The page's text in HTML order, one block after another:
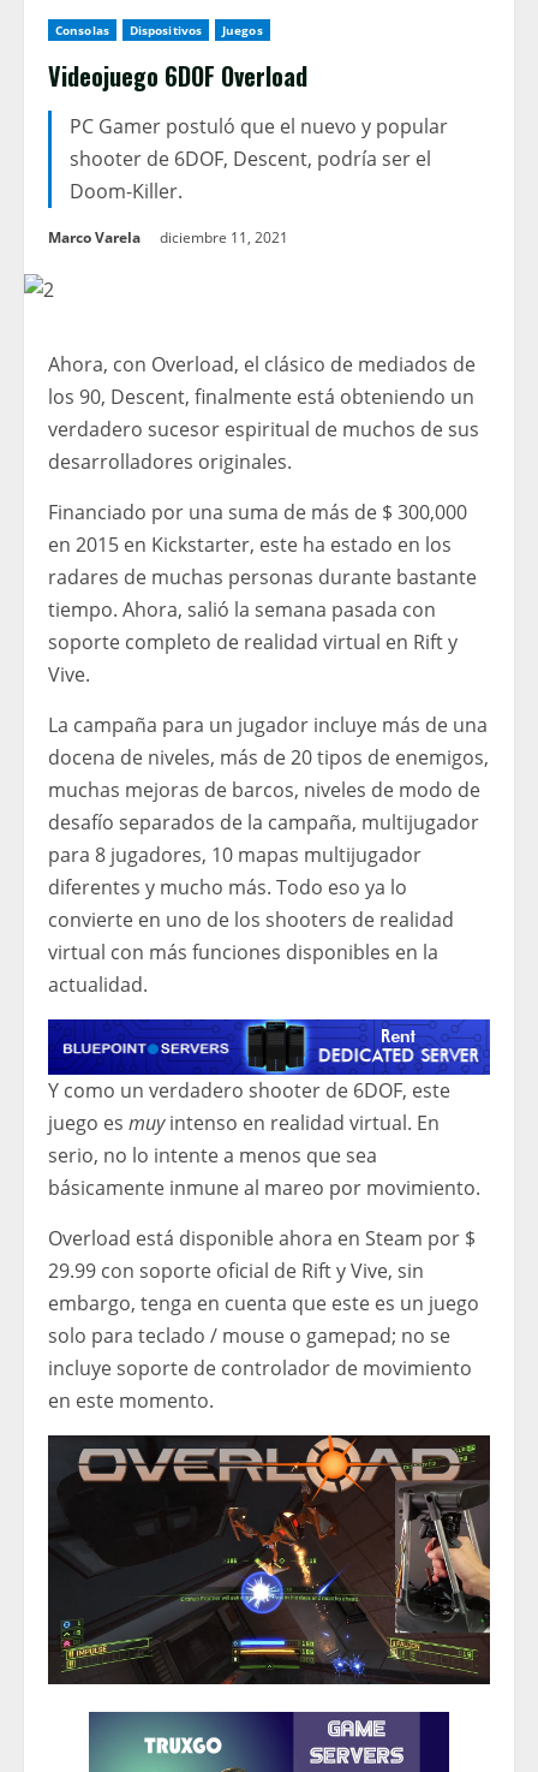
Consolas Dispositivos Juegos
Videojuego 6DOF Overload
PC Gamer postuló que el nuevo y popular
shooter de 6DOF, Descent, podría ser el
Doom-Killer.
Marco Varela diciembre 11, 2021
Ahora, con Overload, el clásico de mediados de
los 90, Descent, finalmente está obteniendo un
verdadero sucesor espiritual de muchos de sus
desarrolladores originales.
Financiado por una suma de más de $ 300,000
en 2015 en Kickstarter, este ha estado en los
radares de muchas personas durante bastante
tiempo. Ahora, salió la semana pasada con
soporte completo de realidad virtual en Rift y
Vive.
La campaña para un jugador incluye más de una
docena de niveles, más de 20 tipos de enemigos,
muchas mejoras de barcos, niveles de modo de
desafío separados de la campaña, multijugador
para 8 jugadores, 10 mapas multijugador
diferentes y mucho más. Todo eso ya lo
convierte en uno de los shooters de realidad
virtual con más funciones disponibles en la
actualidad.
Y como un verdadero shooter de 6DOF, este
juego es muyintenso en realidad virtual. En
serio, no lo intente a menos que sea
básicamente inmune al mareo por movimiento.
Overload está disponible ahora en Steam por $
29.99 con soporte oficial de Rift y Vive, sin
embargo, tenga en cuenta que este es un juego
solo para teclado / mouse o gamepad; no se
incluye soporte de controlador de movimiento
en este momento.